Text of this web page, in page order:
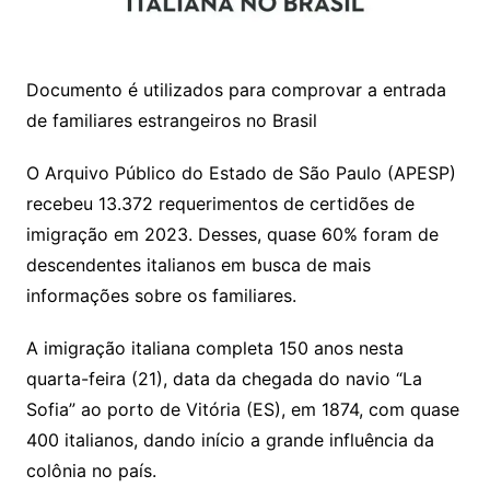
Documento é utilizados para comprovar a entrada
de familiares estrangeiros no Brasil
O Arquivo Público do Estado de São Paulo (APESP)
recebeu 13.372 requerimentos de certidões de
imigração em 2023. Desses, quase 60% foram de
descendentes italianos em busca de mais
informações sobre os familiares.
A imigração italiana completa 150 anos nesta
quarta-feira (21), data da chegada do navio “La
Sofia” ao porto de Vitória (ES), em 1874, com quase
400 italianos, dando início a grande influência da
colônia no país.